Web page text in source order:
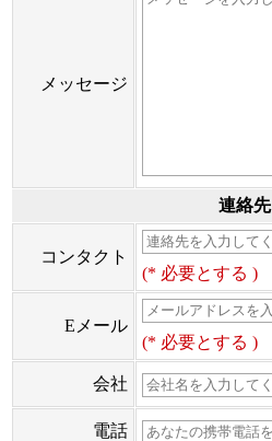
メッセージ
連絡先
コンタクト
(* 必要とする )
Eメール
(* 必要とする )
会社
電話